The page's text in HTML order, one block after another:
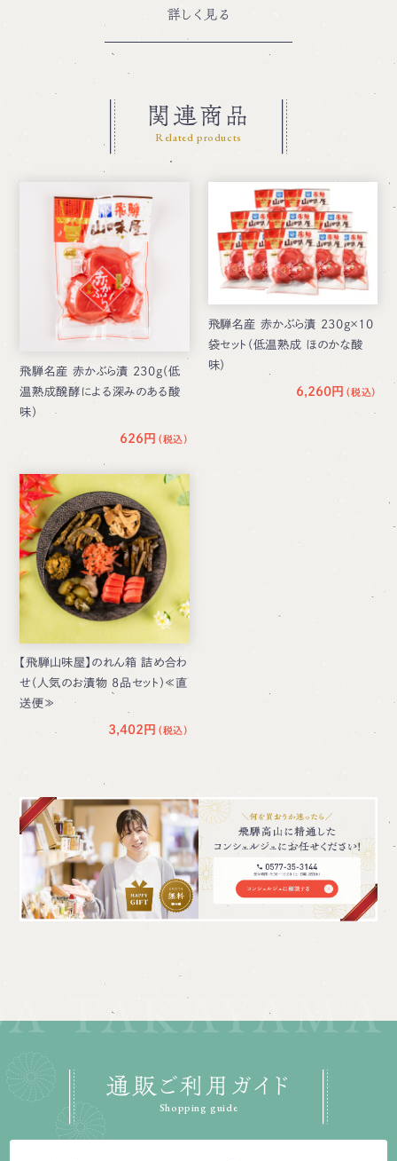
詳しく見る
関連商品
Related products
飛騨名産 赤かぶら漬 230g（低
温熟成醗酵による深みのある酸
味）
626円
飛騨名産 赤かぶら漬 230g×10
袋セット（低温熟成 ほのかな酸
味）
6,260円
【飛騨山味屋】のれん箱 詰め合わ
せ（人気のお漬物 8品セット）≪直
送便≫
3,402円
通販ご利用ガイド
Shopping guide